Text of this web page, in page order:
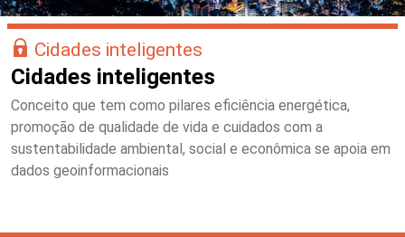
Cidades inteligentes
Cidades inteligentes
Conceito que tem como pilares eficiência energética,
promoção de qualidade de vida e cuidados com a
sustentabilidade ambiental, social e econômica se apoia em
dados geoinformacionais